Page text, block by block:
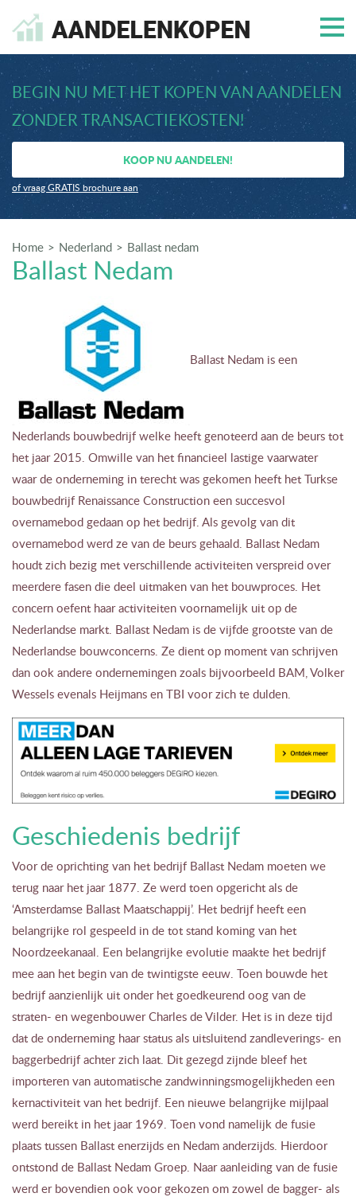
BEGIN NU MET HET KOPEN VAN AANDELEN
ZONDER TRANSACTIEKOSTEN!
KOOP NU AANDELEN!
of vraag GRATIS brochure aan
Home Nederland Ballast nedam
Ballast Nedam
Ballast Nedam is een
Nederlands bouwbedrijf welke heeft genoteerd aan de beurs tot
het jaar 2015. Omwille van het financieel lastige vaarwater
waar de onderneming in terecht was gekomen heeft het Turkse
bouwbedrijf Renaissance Construction een succesvol
overnamebod gedaan op het bedrijf. Als gevolg van dit
overnamebod werd ze van de beurs gehaald. Ballast Nedam
houdt zich bezig met verschillende activiteiten verspreid over
meerdere fasen die deel uitmaken van het bouwproces. Het
concern oefent haar activiteiten voornamelijk uit op de
Nederlandse markt. Ballast Nedam is de vijfde grootste van de
Nederlandse bouwconcerns. Ze dient op moment van schrijven
dan ook andere ondernemingen zoals bijvoorbeeld BAM, Volker
Wessels evenals Heijmans en TBI voor zich te dulden.
Geschiedenis bedrijf
Voor de oprichting van het bedrijf Ballast Nedam moeten we
terug naar het jaar 1877. Ze werd toen opgericht als de
‘Amsterdamse Ballast Maatschappij’. Het bedrijf heeft een
belangrijke rol gespeeld in de tot stand koming van het
Noordzeekanaal. Een belangrijke evolutie maakte het bedrijf
mee aan het begin van de twintigste eeuw. Toen bouwde het
bedrijf aanzienlijk uit onder het goedkeurend oog van de
straten- en wegenbouwer Charles de Vilder. Het is in deze tijd
dat de onderneming haar status als uitsluitend zandleverings- en
baggerbedrijf achter zich laat. Dit gezegd zijnde bleef het
importeren van automatische zandwinningsmogelijkheden een
kernactiviteit van het bedrijf. Een nieuwe belangrijke mijlpaal
werd bereikt in het jaar 1969. Toen vond namelijk de fusie
plaats tussen Ballast enerzijds en Nedam anderzijds. Hierdoor
ontstond de Ballast Nedam Groep. Naar aanleiding van de fusie
werd er bovendien ook voor gekozen om zowel de bagger- als